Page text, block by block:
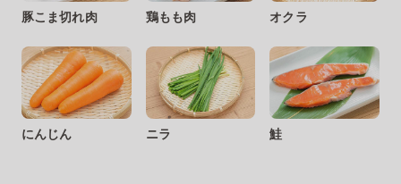
豚こま切れ肉 鶏もも肉 オクラ
にんじん ニラ 鮭